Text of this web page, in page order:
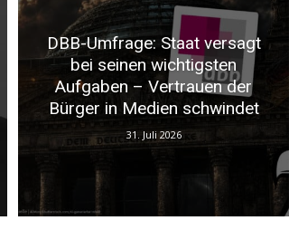
DBB-Umfrage: Staat versagt
bei seinen wichtigsten
Aufgaben – Vertrauen der
Bürger in Medien schwindet
31. Juli 2026